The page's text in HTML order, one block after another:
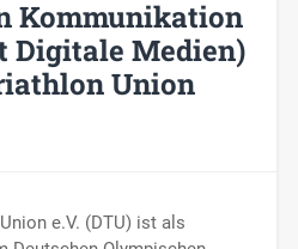
Kommunikation
Digitale Medien)
Union
e.V. (DTU) ist als